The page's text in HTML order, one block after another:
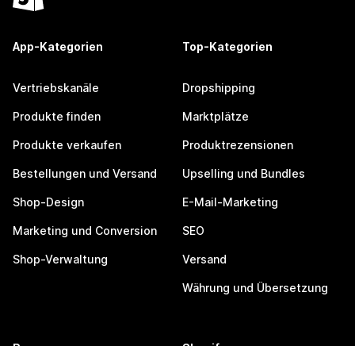
App-Kategorien
Vertriebskanäle
Produkte finden
Produkte verkaufen
Bestellungen und Versand
Shop-Design
Marketing und Conversion
Shop-Verwaltung
Top-Kategorien
Dropshipping
Marktplätze
Produktrezensionen
Upselling und Bundles
E-Mail-Marketing
SEO
Versand
Währung und Übersetzung